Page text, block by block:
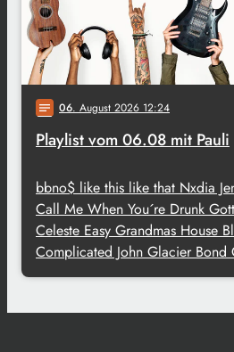
notes 06. August 2026 12:24
Playlist vom 06.08 mit Pauli
bbno$ like this like that Nxdia
Call Me When You´re Drunk
Celeste Easy Grandmas House
Complicated John Glacier